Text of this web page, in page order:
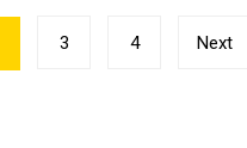
3 4 Next